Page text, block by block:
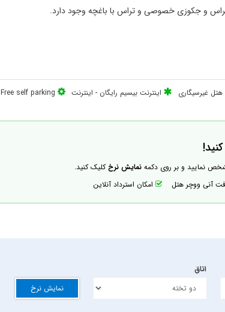
و جکوزی خصوصی و تراس با باغچه وجود دارد.
هتل غیرسیگاری اینترنت بیسیم رایگان - اینترنت Free self parking
نمایید و بر روی دکمه نمایش نرخکلیک کنید.
آنی ووچر هتل امکان استرداد آنلاین
اتاق
نمایش نرخ